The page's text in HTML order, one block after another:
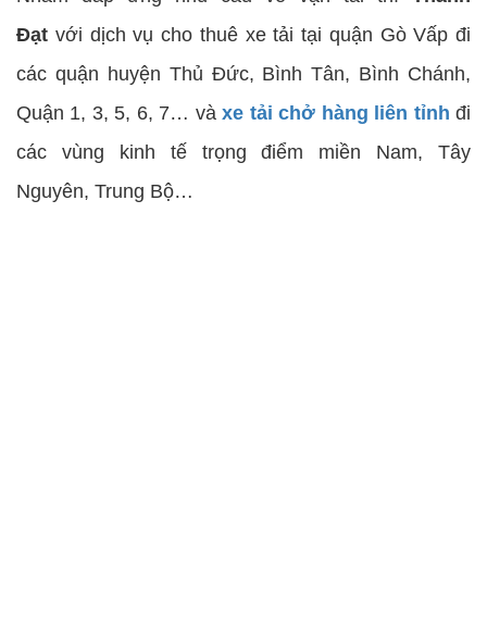
Đạt với dịch vụ cho thuê xe tải tại quận Gò Vấp đi
các quận huyện Thủ Đức, Bình Tân, Bình Chánh,
Quận 1, 3, 5, 6, 7… vàxe tải chở hàng liên tỉnh đi
các vùng kinh tế trọng điểm miền Nam, Tây
Nguyên, Trung Bộ…